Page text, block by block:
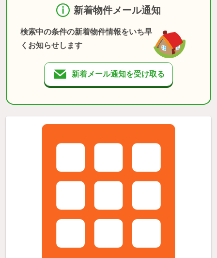
新着物件メール通知
検索中の条件の新着物件情報をいち早
くお知らせします
新着メール通知を受け取る